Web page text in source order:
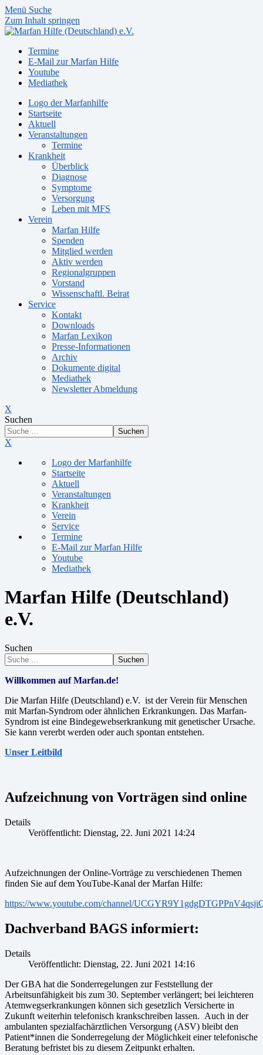
Menü Suche
Zum Inhalt springen
Termine
E-Mail zur Marfan Hilfe
Youtube
Mediathek
Logo der Marfanhilfe
Startseite
Aktuell
Veranstaltungen
Termine
Krankheit
Überblick
Diagnose
Symptome
Versorgung
Leben mit MFS
Verein
Marfan Hilfe
Spenden
Mitglied werden
Aktiv werden
Regionalgruppen
Vorstand
Wissenschaftl. Beirat
Service
Kontakt
Downloads
Marfan Lexikon
Presse-Informationen
Archiv
Dokumente digital
Mediathek
Newsletter Abmeldung
X
Suchen
Suchen
X
Logo der Marfanhilfe
Startseite
Aktuell
Veranstaltungen
Krankheit
Verein
Service
Termine
E-Mail zur Marfan Hilfe
Youtube
Mediathek
Marfan Hilfe (Deutschland)
e.V.
Suchen
Suchen
Willkommen auf Marfan.de!
Die Marfan Hilfe (Deutschland) e.V. ist der Verein für Menschen
mit Marfan-Syndrom oder ähnlichen Erkrankungen. Das Marfan-
Syndrom ist eine Bindegewebserkrankung mit genetischer Ursache.
Sie kann vererbt werden oder auch spontan entstehen.
Unser Leitbild
Aufzeichnung von Vorträgen sind online
Details
Veröffentlicht: Dienstag, 22. Juni 2021 14:24
Aufzeichnungen der Online-Vorträge zu verschiedenen Themen
finden Sie auf dem YouTube-Kanal der Marfan Hilfe:
https://www.youtube.com/channel/
Dachverband BAGS informiert:
Details
Veröffentlicht: Dienstag, 22. Juni 2021 14:16
Der GBA hat die Sonderregelungen zur Feststellung der
Arbeitsunfähigkeit bis zum 30. September verlängert; bei leichteren
Atemwegserkrankungen können sich gesetzlich Versicherte in
Zukunft weiterhin telefonisch krankschreiben lassen. Auch in der
ambulanten spezialfachärztlichen Versorgung (ASV) bleibt den
Patient*innen die Sonderregelung der Möglichkeit einer telefonische
Beratung befristet bis zu diesem Zeitpunkt erhalten.